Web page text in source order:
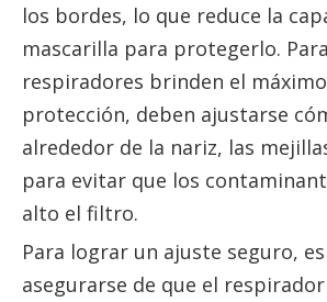
los bordes, lo que reduce la
mascarilla para protegerlo.
respiradores brinden el
protección, deben ajustarse
alrededor de la nariz, las
para evitar que los
alto el filtro.
Para lograr un ajuste seguro,
asegurarse de que el